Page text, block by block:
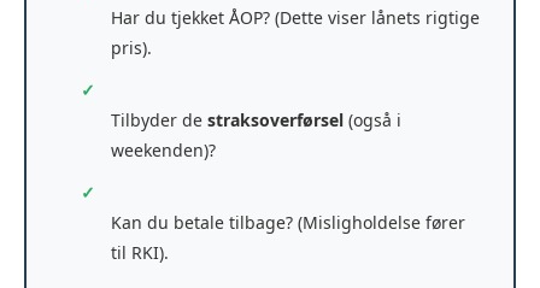
Har du tjekket ÅOP? (Dette viser lånets rigtige
pris).
✓
Tilbyder de straksoverførsel (også i
weekenden)?
✓
Kan du betale tilbage? (Misligholdelse fører
til RKI).